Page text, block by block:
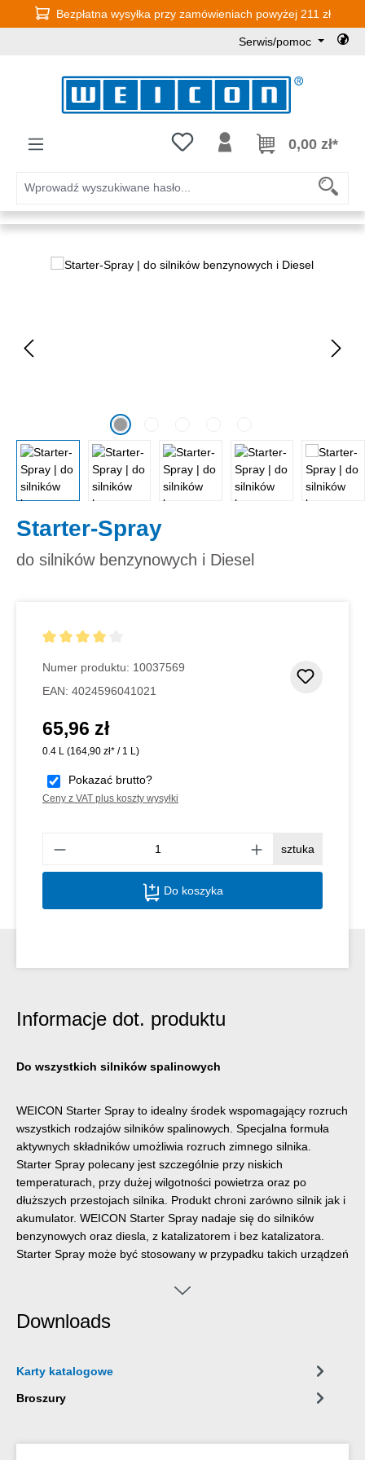
Przejdź do głównej zawartości
Bezpłatna wysyłka przy zamówieniach powyżej 211 zł
Serwis/pomoc
Masz 0 przedmioty na liście
0,00 zł*
Pomiń galerię zdjęć
Starter-Spray
do silników benzynowych i Diesel
Numer produktu: 10037569
EAN: 4024596041021
Cena regularna:
65,96 zł
0.4 L (164,90 zł* / 1 L)
Pokazać brutto?
Ceny z VAT plus koszty wysyłki
sztuka
Do koszyka
Informacje dot. produktu
Do wszystkich silników spalinowych
WEICON Starter Spray to idealny środek wspomagający rozruch
wszystkich rodzajów silników spalinowych. Specjalna formuła
aktywnych składników umożliwia rozruch zimnego silnika.
Starter Spray polecany jest szczególnie przy niskich
temperaturach, przy dużej wilgotności powietrza oraz po
dłuższych przestojach silnika. Produkt chroni zarówno silnik jak i
akumulator. WEICON Starter Spray nadaje się do silników
benzynowych oraz diesla, z katalizatorem i bez katalizatora.
Starter Spray może być stosowany w przypadku takich urządzeń
silniki dwusuwowe- np. pilarek, kosiarek, nożyc do żywopłotów
zewnętrzne jak i wbudowane oraz pojazdy dwukołowe-
Downloads
Karty katalogowe
Broszury